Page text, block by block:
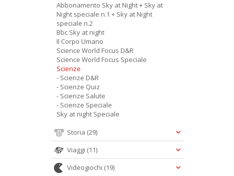
Abbonamento Sky at Night + Sky at
Night speciale n.1 + Sky at Night
speciale n.2
Bbc Sky at night
Il Corpo Umano
Science World Focus D&R
Science World Focus Speciale
Scienze
- Scienze D&R
- Scienze Quiz
- Scienze Salute
- Scienze Speciale
Sky at night Speciale
Storia (29)
Viaggi (11)
Videogiochi (19)